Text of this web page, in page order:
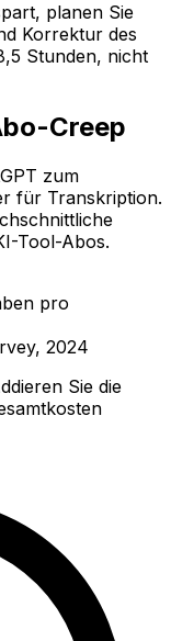
planen Sie
Korrektur des
Stunden, nicht
Creep
zum
für Transkription.
Tool-Abos.
pro
2024
Sie die